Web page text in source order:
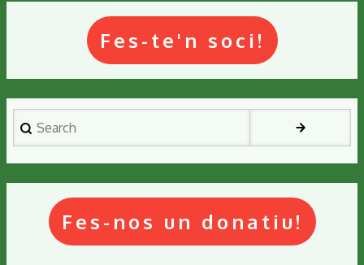
Fes-te'n soci!
Search
Fes-nos un donatiu!